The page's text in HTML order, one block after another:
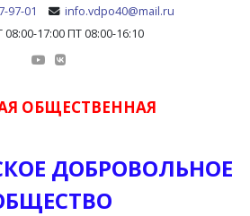
97-01
info.vdpo40@mail.ru
17:00 ПТ 08:00-16:10
ОБЩЕСТВЕННАЯ
ДОБРОВОЛЬНОЕ